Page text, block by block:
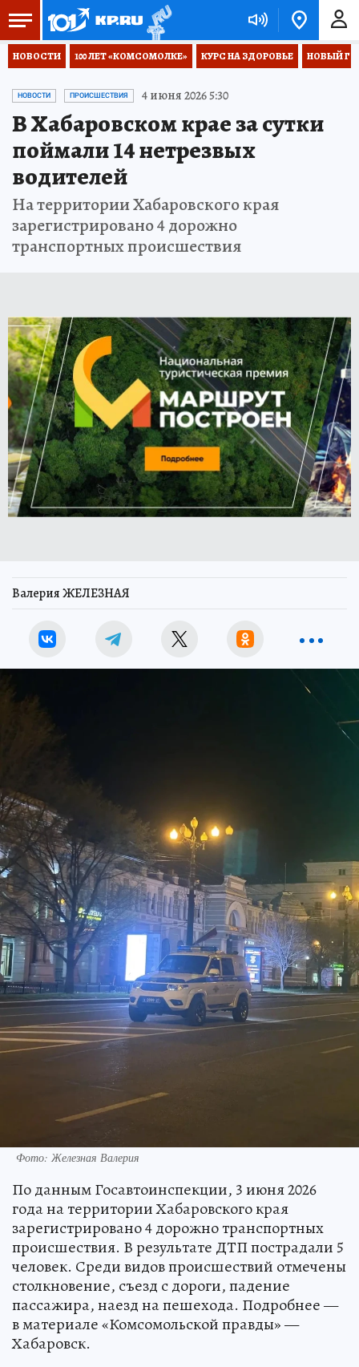
НОВОСТИ 100 ЛЕТ «КОМСОМОЛКЕ» КУРС НА ЗДОРОВЬЕ НОВЫЙ
НОВОСТИ ПРОИСШЕСТВИЯ 4 июня 2026 5:30
В Хабаровском крае за сутки
поймали 14 нетрезвых
водителей
На территории Хабаровского края
зарегистрировано 4 дорожно
транспортных происшествия
Валерия ЖЕЛЕЗНАЯ
Фото: Железная Валерия
По данным Госавтоинспекции, 3 июня 2026
года на территории Хабаровского края
зарегистрировано 4 дорожно транспортных
происшествия. В результате ДТП пострадали 5
человек. Среди видов происшествий отмечены
столкновение, съезд с дороги, падение
пассажира, наезд на пешехода. Подробнее —
в материале «Комсомольской правды» —
Хабаровск.